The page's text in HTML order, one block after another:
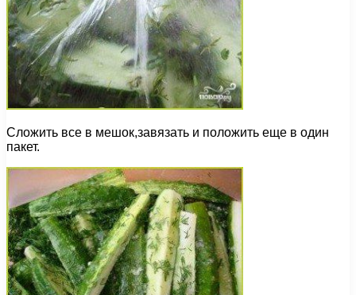
Сложить все в мешок,завязать и положить еще в один
пакет.